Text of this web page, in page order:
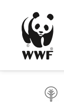
Inhalt